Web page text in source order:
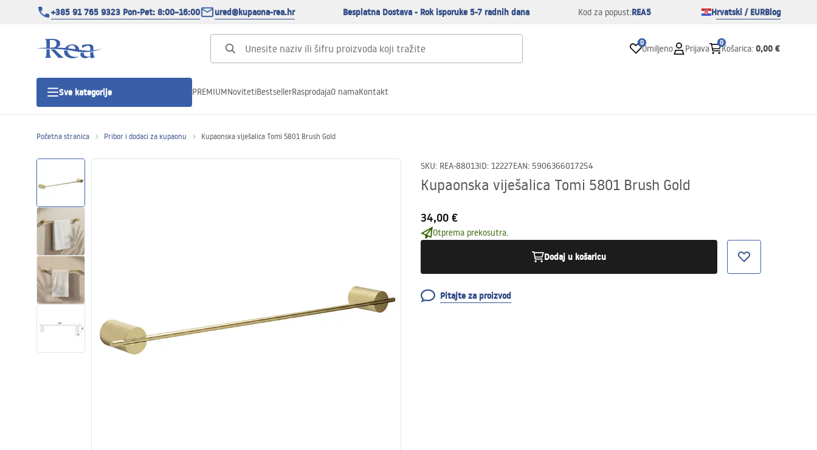
+385 91 765 9323 Pon-Pet: 8:00–16:00 ured@kupaona-rea.hr Besplatna Dostava - Rok isporuke 5-7 radnih dana Kod za popust:REA5 Hrvatski / EURBlog
0
Omiljeno Prijava
0
Košarica: 0,00 €
Sve kategorije
Tuš vrata
Tuš kade
Tuš Kanalice
Umivaonici
Kade i paravani
PREMIUMNovitetiBestsellerRasprodajaO namaKontakt
Početna stranica Pribor i dodaci za kupaonu Kupaonska viješalica Tomi 5801 Brush Gold
SKU: REA-88013ID: 12227EAN: 5906366017254
Kupaonska viješalica Tomi 5801 Brush Gold
34,00 €
Otprema prekosutra.
Dodaj u košaricu
Pitajte za proizvod